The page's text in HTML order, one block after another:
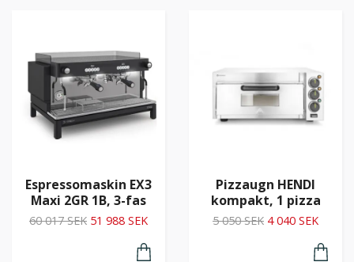
Espressomaskin EX3
Maxi 2GR 1B, 3-fas
60 017 SEK 51 988 SEK
Pizzaugn HENDI
kompakt, 1 pizza
5 050 SEK 4 040 SEK